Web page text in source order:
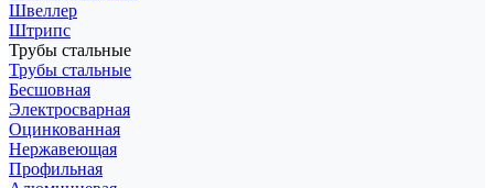
Швеллер
Штрипс
Трубы стальные
Трубы стальные
Бесшовная
Электросварная
Оцинкованная
Нержавеющая
Профильная